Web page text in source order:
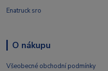
Enatruck sro
O nákupu
Všeobecné obchodní podmínky